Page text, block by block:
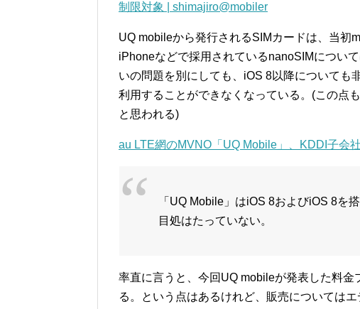
制限対象 | shimajiro@mobiler
UQ mobileから発行されるSIMカードは、当初
iPhoneなどで採用されているnanoSIMについ
いの問題を別にしても、iOS 8以降についても
利用することができなくなっている。(この点
と思われる)
au LTE網のMVNO「UQ Mobile」、KDDI子会
「UQ Mobile」はiOS 8およびiOS 8を
目処はたっていない。
率直に言うと、今回UQ mobileが発表した料
る。という点はあるけれど、販売については